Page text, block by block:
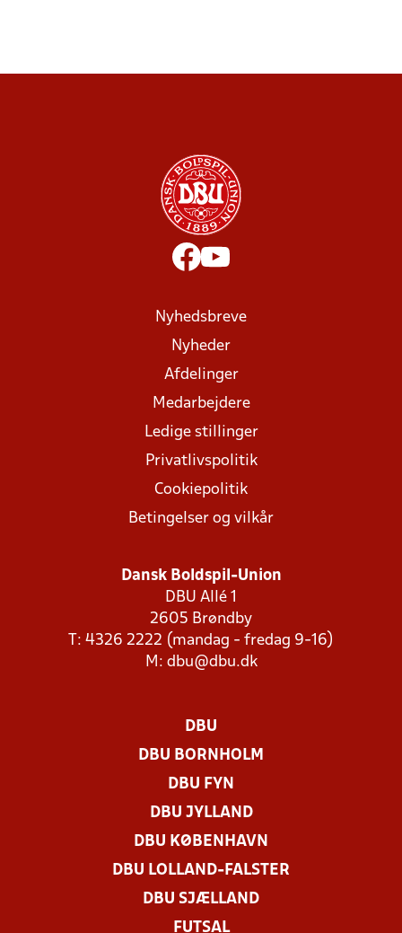
Nyhedsbreve
Nyheder
Afdelinger
Medarbejdere
Ledige stillinger
Privatlivspolitik
Cookiepolitik
Betingelser og vilkår
Dansk Boldspil-Union
DBU Allé 1
2605 Brøndby
T: 4326 2222 (mandag - fredag 9-16)
M: dbu@dbu.dk
DBU
DBU BORNHOLM
DBU FYN
DBU JYLLAND
DBU KØBENHAVN
DBU LOLLAND-FALSTER
DBU SJÆLLAND
FUTSAL